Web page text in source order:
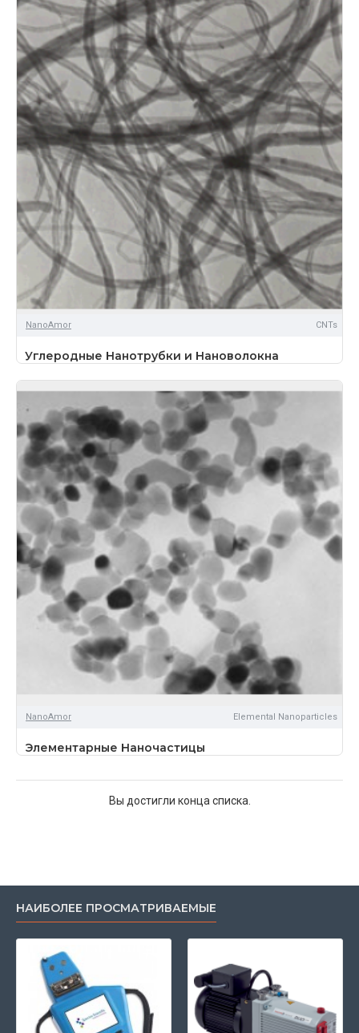
NanoAmor CNTs
Углеродные Нанотрубки и Нановолокна
NanoAmor Elemental Nanoparticles
Элементарные Наночастицы
Вы достигли конца списка.
НАИБОЛЕЕ ПРОСМАТРИВАЕМЫЕ